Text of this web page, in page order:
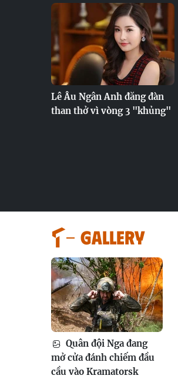
Lê Âu Ngân Anh đăng đàn
than thở vì vòng 3 "khủng"
GALLERY
Quân đội Nga đang
mở cửa đánh chiếm đầu
cầu vào Kramatorsk